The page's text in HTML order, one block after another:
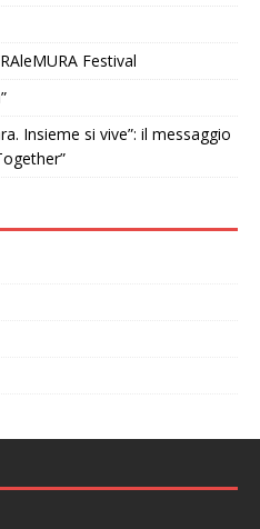
Festival
Insieme si vive”: il messaggio